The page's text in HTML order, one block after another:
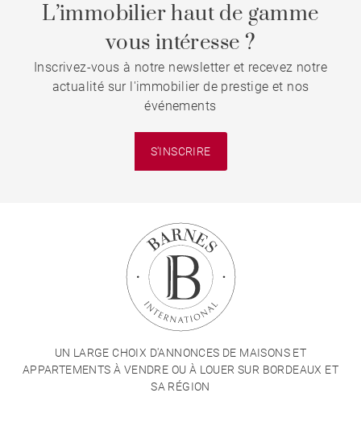
L’immobilier haut de gamme
vous intéresse ?
Inscrivez-vous à notre newsletter et recevez notre
actualité sur l'immobilier de prestige et nos
événements
S'INSCRIRE
UN LARGE CHOIX D'ANNONCES DE MAISONS ET
APPARTEMENTS À VENDRE OU À LOUER SUR BORDEAUX ET
SA RÉGION